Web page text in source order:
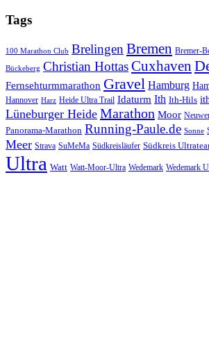
Tags
100 Marathon Club BrelingenBremen Bremer-
Bückeberg Christian HottasCuxhaven
Fernsehturmmarathon Gravel Hamburg
Hannover Harz Heide Ultra Trail Idaturm Ith Ith-Hils
Lüneburger Heide Marathon Moor
Panorama-Marathon Running-Paule.de Sonne
Meer Strava SuMeMa Südkreisläufer Südkreis
Ultra Watt Watt-Moor-Ultra Wedemark Wedemark